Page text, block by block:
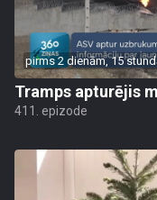
pirms 2 dienām, 15
Tramps apturējis
411. epizode